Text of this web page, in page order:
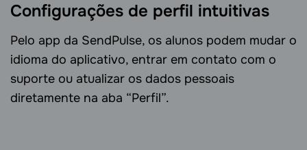
Configurações de perfil intuitivas
Pelo app da SendPulse, os alunos podem mudar o
idioma do aplicativo, entrar em contato com o
suporte ou atualizar os dados pessoais
diretamente na aba “Perfil”.